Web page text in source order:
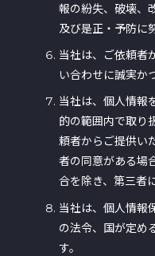
報の紛失、破壊、
及び是正・予防に
当社は、ご依頼者
い合わせに誠実か
当社は、個人情報
的の範囲内で取り
頼者からご提供い
者の同意がある場
合を除き、第三者
当社は、個人情報
の法令、国が定め
す。